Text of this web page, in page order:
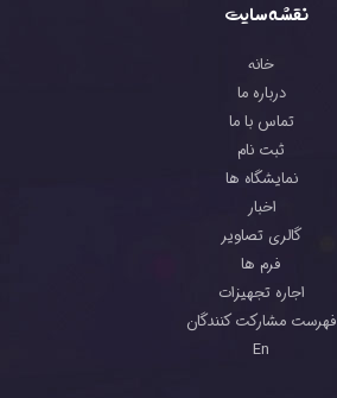
نقشه سایت
خانه
درباره ما
تماس با ما
ثبت نام
نمایشگاه ها
اخبار
گالری تصاویر
فرم ها
اجاره تجهیزات
فهرست مشارکت کنندگان
En